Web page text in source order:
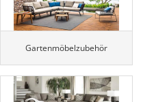
Gartenmöbelzubehör